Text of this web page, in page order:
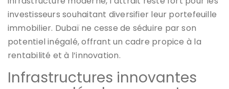
investisseurs souhaitant diversifier leur portefeuille
immobilier. Dubaï ne cesse de séduire par son
potentiel inégalé, offrant un cadre propice à la
rentabilité et à l’innovation.
Infrastructures innovantes